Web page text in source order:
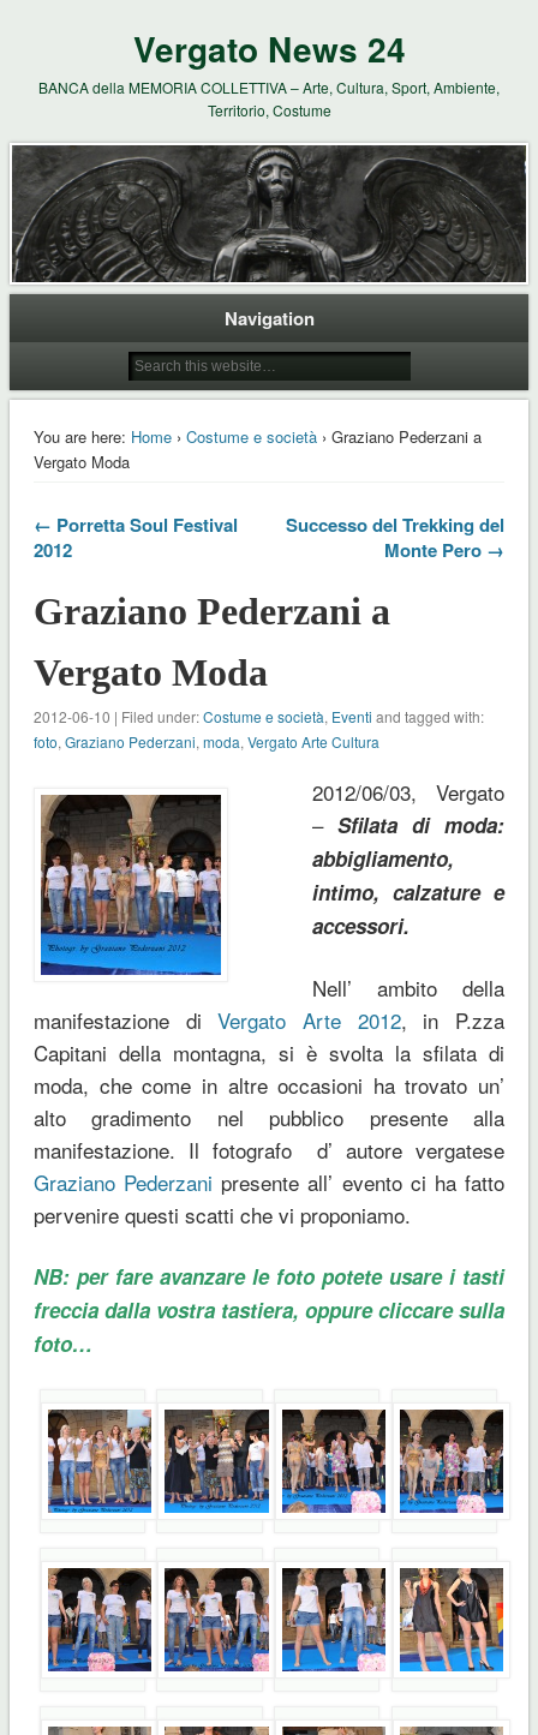
Vergato News 24
BANCA della MEMORIA COLLETTIVA – Arte, Cultura, Sport, Ambiente,
Territorio, Costume
Navigation
You are here: Home› Costume e società› Graziano Pederzani a
Vergato Moda
← Porretta Soul Festival
2012
Successo del Trekking del
Monte Pero →
Graziano Pederzani a
Vergato Moda
2012-06-10 | Filed under:Costume e società, Eventi and tagged with:
foto, Graziano Pederzani, moda, Vergato Arte Cultura
2012/06/03, Vergato
– Sfilata di moda:
abbigliamento,
intimo, calzature e
accessori.
Nell’ ambito della
manifestazione diVergato Arte 2012, in P.zza
Capitani della montagna, si è svolta la sfilata di
moda, che come in altre occasioni ha trovato un’
alto gradimento nel pubblico presente alla
manifestazione. Il fotografo d’ autore vergatese
Graziano Pederzani presente all’ evento ci ha fatto
pervenire questi scatti che vi proponiamo.
NB: per fare avanzare le foto potete usare i tasti
freccia dalla vostra tastiera, oppure cliccare sulla
foto…